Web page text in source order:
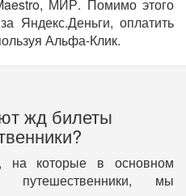
МИР. Помимо этого
Яндекс.Деньги, оплатить
Альфа-Клик.
жд билеты
на которые в основном
мы